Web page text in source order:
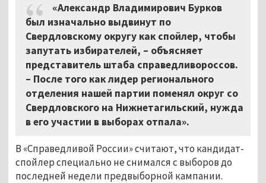
«Александр Владимирович Бурков
был изначально выдвинут по
Свердловскому округу как спойлер, чтобы
запутать избирателей, – объясняет
представитель штаба справедливороссов.
– После того как лидер регионального
отделения нашей партии поменял округ со
Свердловского на Нижнетагильский, нужда
в его участии в выборах отпала».
В «Справедливой России» считают, что кандидат-
спойлер специально не снимался с выборов до
последней недели предвыборной кампании.